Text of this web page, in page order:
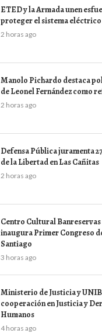
ETED y la Armada unen
proteger el sistema
2 horas ago
Manolo Pichardo destaca
de Leonel Fernández como
2 horas ago
Defensa Pública juramenta
de la Libertad en Las Cañitas
2 horas ago
Centro Cultural
inaugura Primer Congreso
Santiago
3 horas ago
Ministerio de Justicia y
cooperación en Justicia y
Humanos
4 horas ago